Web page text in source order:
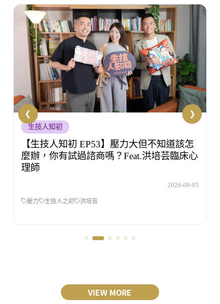
敏敏輕鬆學
【敏敏輕鬆學 EP51】主管以後只能佛系
當？勞基法專家小米老師：說話方式才是合
規關鍵
2026-08-04
敏敏輕鬆學 吳虹儀 職場霸凌
VIEW MORE